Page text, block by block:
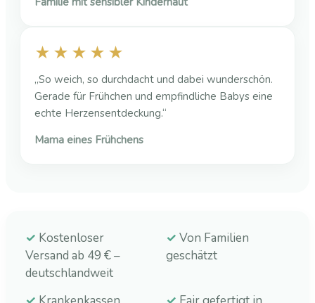
★★★★★
„So weich, so durchdacht und dabei wunderschön.
Gerade für Frühchen und empfindliche Babys eine
echte Herzensentdeckung.“
Mama eines Frühchens
✓ Kostenloser
Versand ab 49 € –
deutschlandweit
✓ Von Familien
geschätzt